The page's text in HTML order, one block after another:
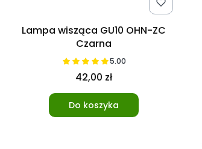
Lampa wisząca GU10 OHN-ZC
Czarna
5.00
42,00 zł
Do koszyka